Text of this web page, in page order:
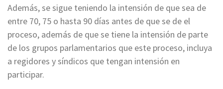
Además, se sigue teniendo la intensión de que sea de
entre 70, 75 o hasta 90 días antes de que se de el
proceso, además de que se tiene la intensión de parte
de los grupos parlamentarios que este proceso, incluya
a regidores y síndicos que tengan intensión en
participar.